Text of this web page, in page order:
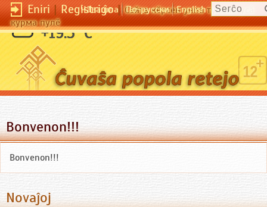
Eniri|Registriĝo|Сайта кӗрсен унпа туллин усӑ
курма пулӗ
Чӑвашла По-русски English
+19.5 °C
Bonvenon!!!
Bonvenon!!!
Novaĵoj